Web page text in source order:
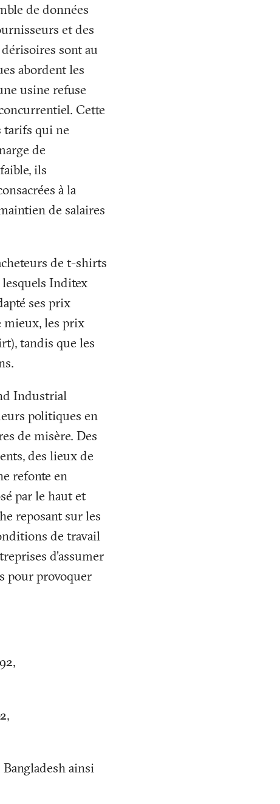
de données
et des
dérisoires sont au
abordent les
usine refuse
Cette
tarifs qui ne
de
ils
à la
de salaires
de t-shirts
lesquels Inditex
ses prix
mieux, les prix
tandis que les
Industrial
politiques en
de misère. Des
des lieux de
refonte en
par le haut et
reposant sur les
de travail
d’assumer
pour provoquer
Bangladesh ainsi